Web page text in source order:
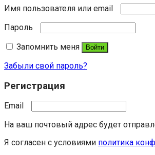
Имя пользователя или email
Пароль
Запомнить меня
Войти
Забыли свой пароль?
Регистрация
Email
На ваш почтовый адрес будет
Я согласен с условиями политика